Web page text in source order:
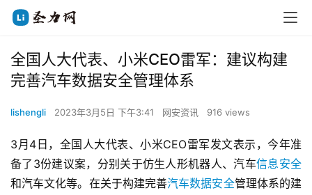
全国人大代表、小米CEO雷军：建议构建
完善汽车数据安全管理体系
lishengli 2023年3月5日 下午3:41 网安资讯 916 views
3月4日，全国人大代表、小米CEO雷军发文表示，今年准
备了3份建议案，分别关于仿生人形机器人、汽车信息安全
和汽车文化等。在关于构建完善汽车数据安全管理体系的建